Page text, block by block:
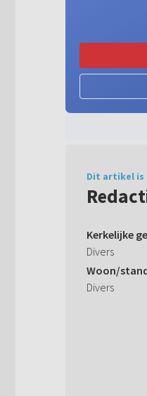
Dit artikel
Kerkelijke
Divers
Woon/
Divers